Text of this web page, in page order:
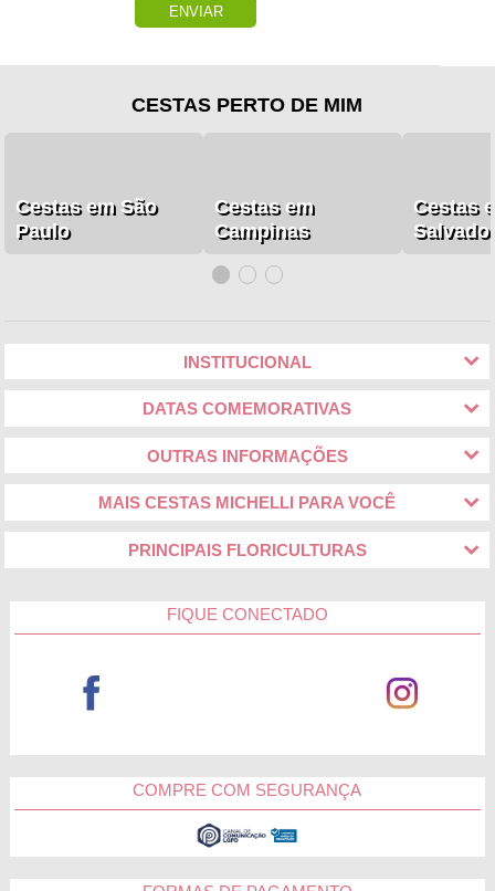
ENVIAR
CESTAS PERTO DE MIM
Cestas em São
Paulo
Cestas em
Campinas
Cestas
INSTITUCIONAL
DATAS COMEMORATIVAS
OUTRAS INFORMAÇÕES
MAIS CESTAS MICHELLI PARA VOCÊ
PRINCIPAIS FLORICULTURAS
FIQUE CONECTADO
COMPRE COM SEGURANÇA